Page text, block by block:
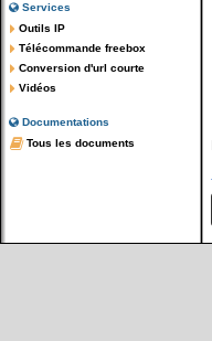
Services
Outils IP
Télécommande freebox
Conversion d'url courte
Vidéos
Documentations
Tous les documents